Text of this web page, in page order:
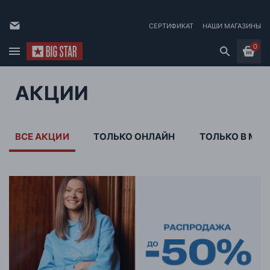
СЕРТИФИКАТ НАШИ МАГАЗИНЫ
0
АКЦИИ
ВСЕ АКЦИИ ТОЛЬКО ОНЛАЙН ТОЛЬКО В